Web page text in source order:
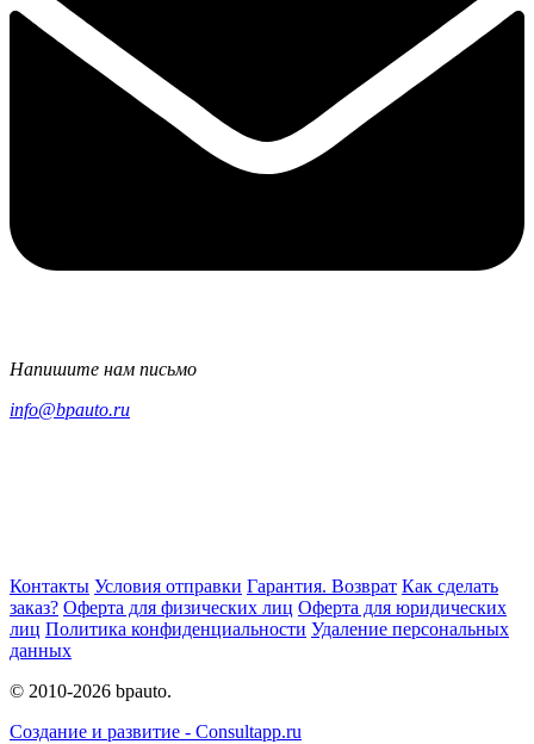
Напишите нам письмо
info@bpauto.ru
Контакты Условия отправки Гарантия. Возврат Как сделать
заказ? Оферта для физических лиц Оферта для юридических
лиц Политика конфиденциальности Удаление персональных
данных
© 2010-2026 bpauto.
Создание и развитие - Consultapp.ru